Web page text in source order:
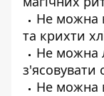
Не можна
та крихти
Не можна
з'ясовувати
Не можна